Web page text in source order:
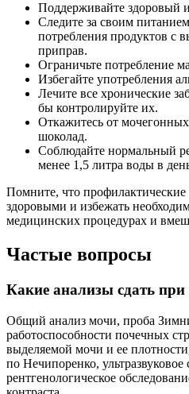
Поддерживайте здоровый
Следите за своим
потребления продуктов с
приправ.
Ограничьте потребление
Избегайте употребления
Лечите все хронические
бы контролируйте их.
Откажитесь от
шоколад.
Соблюдайте нормальный
менее 1,5 литра воды в
Помните, что профилактические
здоровыми и избежать
медицинских процедурах и
Частые вопросы
Какие анализы сдать
Общий анализ мочи, проба
работоспособности почечных
выделяемой мочи и ее
по Нечипоренко, ультразвуковое
рентгенологическое